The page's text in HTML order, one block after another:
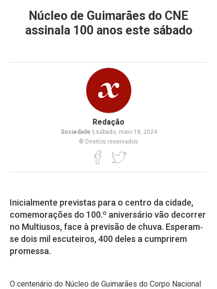
Núcleo de Guimarães do CNE
assinala 100 anos este sábado
Redação
Sociedade \sábado, maio 18, 2024
© Direitos reservados
Inicialmente previstas para o centro da cidade,
comemorações do 100.º aniversário vão decorrer
no Multiusos, face à previsão de chuva. Esperam‐
se dois mil escuteiros, 400 deles a cumprirem
promessa.
O centenário do Núcleo de Guimarães do Corpo Nacional